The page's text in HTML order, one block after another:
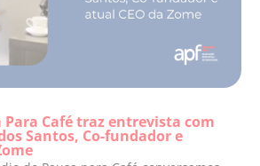
Para Café traz entrevista com
Santos, Co-fundador e